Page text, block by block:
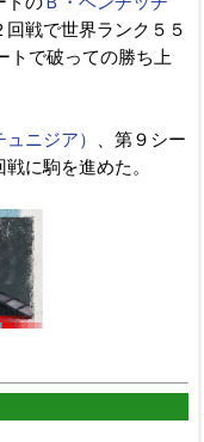
戦で世界ランク５５
トで破っての勝ち上
ニジア）
、第９シー
戦に駒を進めた。